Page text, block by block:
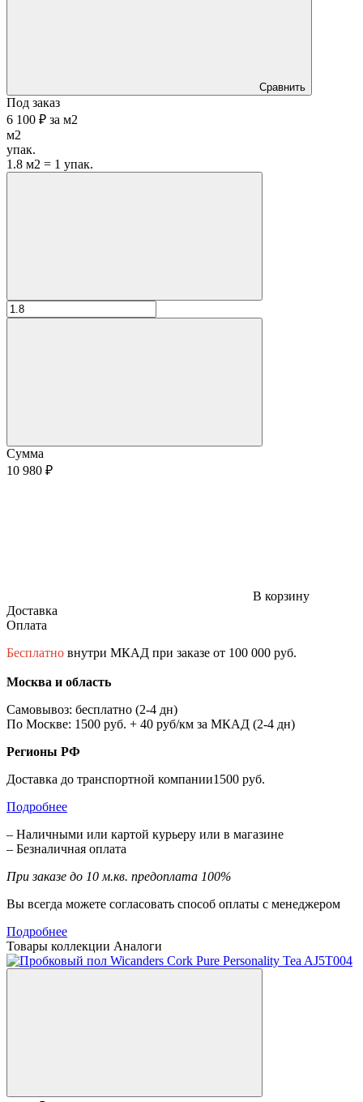
Сравнить
Под заказ
6 100 ₽ за м2
м2
упак.
1.8 м2 = 1 упак.
Сумма
10 980 ₽
В корзину
Доставка
Оплата
Бесплатно внутри МКАД при заказе от 100 000 руб.
Москва и область
Самовывоз: бесплатно (2-4 дн)
По Москве: 1500 руб. + 40 руб/км за МКАД (2-4 дн)
Регионы РФ
Доставка до транспортной компании1500 руб.
Подробнее
– Наличными или картой курьеру или в магазине
– Безналичная оплата
При заказе до 10 м.кв. предоплата 100%
Вы всегда можете согласовать способ оплаты с менеджером
Подробнее
Товары коллекции Аналоги